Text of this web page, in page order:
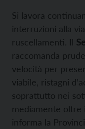
Si lavora
interruzioni alla
ruscellamenti. Il
raccomanda
velocità per
viabile, ristagni
soprattutto nei
mediamente oltre
informa la